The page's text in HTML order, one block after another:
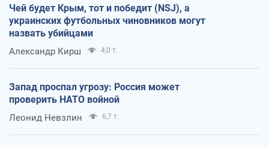
Чей будет Крым, тот и победит (NSJ), а
украинских футбольных чиновников могут
назвать убийцами
Александр Кирш 4,0 т.
Запад проспал угрозу: Россия может
проверить НАТО войной
Леонид Невзлин 6,7 т.